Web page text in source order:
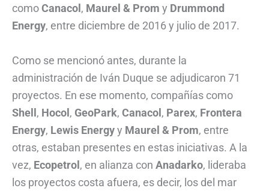
comoCanacol , Maurel & Prom y Drummond
Energy, entre diciembre de 2016 y julio de 2017.
Como se mencionó antes, durante la
administración de Iván Duque se adjudicaron 71
proyectos. En ese momento, compañías como
Shell , Hocol , GeoPark, Canacol , Parex, Frontera
Energy, Lewis Energyy Maurel & Prom, entre
otras, estaban presentes en estas iniciativas. A la
vez, Ecopetrol , en alianza con Anadarko, lideraba
los proyectos costa afuera, es decir, los del mar